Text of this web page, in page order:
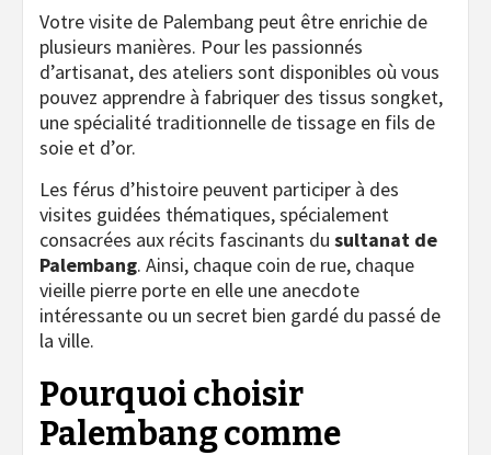
Votre visite de Palembang peut être enrichie de
plusieurs manières. Pour les passionnés
d’artisanat, des ateliers sont disponibles où vous
pouvez apprendre à fabriquer des tissus songket,
une spécialité traditionnelle de tissage en fils de
soie et d’or.
Les férus d’histoire peuvent participer à des
visites guidées thématiques, spécialement
consacrées aux récits fascinants du sultanat de
Palembang. Ainsi, chaque coin de rue, chaque
vieille pierre porte en elle une anecdote
intéressante ou un secret bien gardé du passé de
la ville.
Pourquoi choisir
Palembang comme